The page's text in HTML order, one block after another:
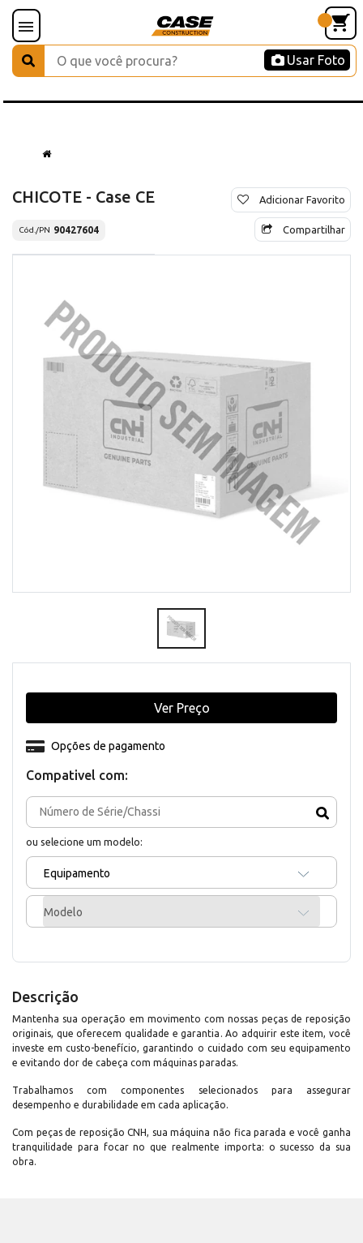
Usar Foto
CHICOTE - Case CE
Cód./PN 90427604
Adicionar Favorito
Compartilhar
Compativel com:
ou selecione um modelo:
Equipamento
Modelo
Opções de pagamento
Ver Preço
Descrição
Mantenha sua operação em movimento com nossas peças de reposição
originais, que oferecem qualidade e garantia. Ao adquirir este item, você
investe em custo-benefício, garantindo o cuidado com seu equipamento
e evitando dor de cabeça com máquinas paradas.
Trabalhamos com componentes selecionados para assegurar
desempenho e durabilidade em cada aplicação.
Com peças de reposição CNH, sua máquina não fica parada e você ganha
tranquilidade para focar no que realmente importa: o sucesso da sua
obra.